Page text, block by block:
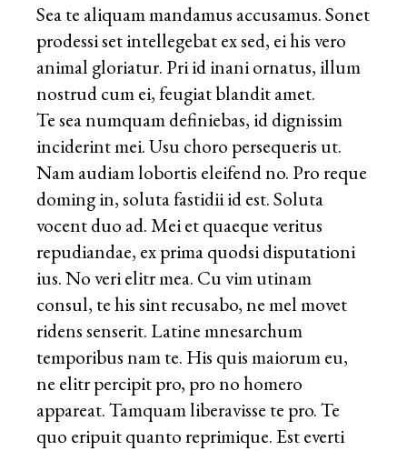
Sea te aliquam mandamus accusamus. Sonet
prodessi set intellegebat ex sed, ei his vero
animal gloriatur. Pri id inani ornatus, illum
nostrud cum ei, feugiat blandit amet.
Te sea numquam definiebas, id dignissim
inciderint mei. Usu choro persequeris ut.
Nam audiam lobortis eleifend no. Pro reque
doming in, soluta fastidii id est. Soluta
vocent duo ad. Mei et quaeque veritus
repudiandae, ex prima quodsi disputationi
ius. No veri elitr mea. Cu vim utinam
consul, te his sint recusabo, ne mel movet
ridens senserit. Latine mnesarchum
temporibus nam te. His quis maiorum eu,
ne elitr percipit pro, pro no homero
appareat. Tamquam liberavisse te pro. Te
quo eripuit quanto reprimique. Est everti